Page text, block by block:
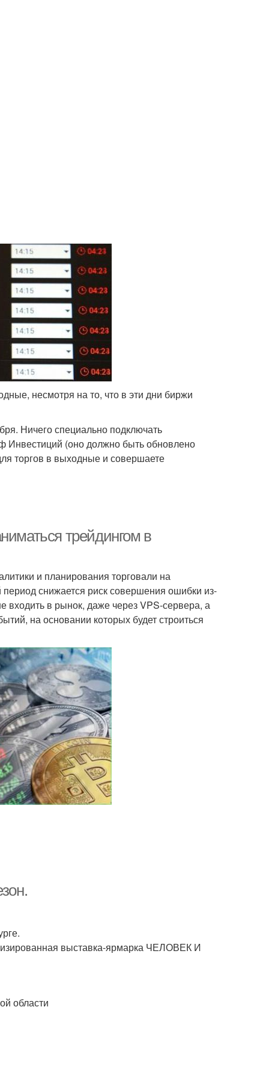
несмотря на то, что в эти дни биржи
Ничего специально подключать
Инвестиций (оно должно быть обновлено
торгов в выходные и совершаете
трейдингом в
и планирования торговали на
снижается риск совершения ошибки из-
в рынок, даже через VPS-сервера, а
на основании которых будет строиться
выставка-ярмарка ЧЕЛОВЕК И
области